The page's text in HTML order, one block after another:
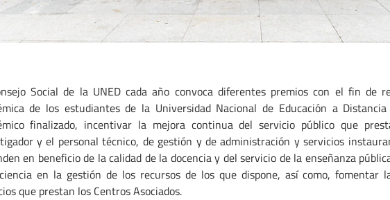
Social de la UNED cada año convoca diferentes premios con el fin de
de los estudiantes de la Universidad Nacional de Educación a
finalizado, incentivar la mejora continua del servicio público que
y el personal técnico, de gestión y de administración y servicios
en beneficio de la calidad de la docencia y del servicio de la enseñanza
en la gestión de los recursos de los que dispone, así como, fomentar
que prestan los Centros Asociados.